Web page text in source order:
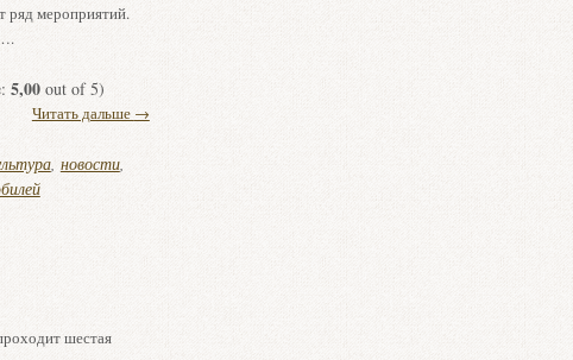
ряд мероприятий.
5,00out of 5)
Читать дальше →
, новости,
шестая